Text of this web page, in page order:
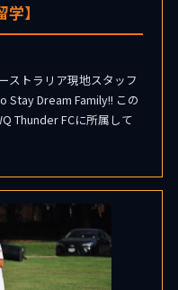
】
ストラリア現地スタッフ
Stay Dream Family!! この
Thunder FCに所属して